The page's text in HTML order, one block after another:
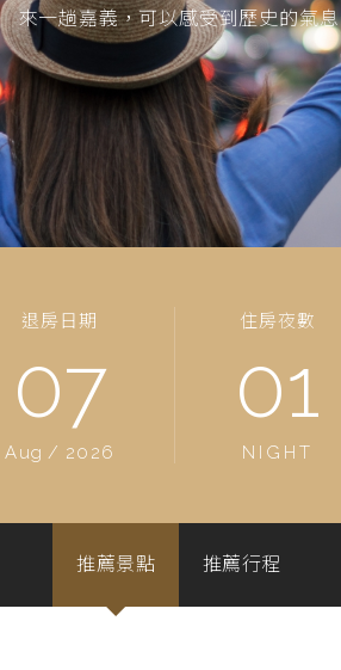
來一趟嘉義，可以感受到歷史的氣息
退房日期
07
Aug / 2026
住房夜數
01
NIGHT
推薦景點 推薦行程